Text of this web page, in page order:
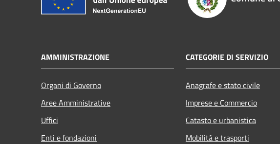
AMMINISTRAZIONE
Organi di Governo
Aree Amministrative
Uffici
Enti e fondazioni
CATEGORIE DI SERVIZIO
Anagrafe e stato civile
Imprese e Commercio
Catasto e urbanistica
Mobilità e trasporti